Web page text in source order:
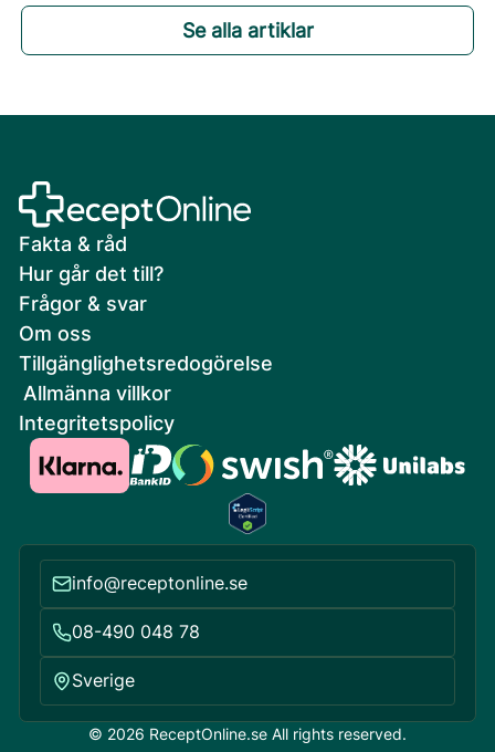
Se alla artiklar
Fakta & råd
Hur går det till?
Frågor & svar
Om oss
Tillgänglighetsredogörelse
Allmänna villkor
Integritetspolicy
info@receptonline.se
08-490 048 78
Sverige
© 2026 ReceptOnline.se All rights reserved.